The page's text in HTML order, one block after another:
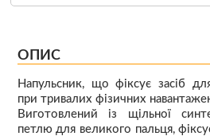
ОПИС
Напульсник, що фіксує засіб
при тривалих фізичних
Виготовлений із щільної
петлю для великого пальця,